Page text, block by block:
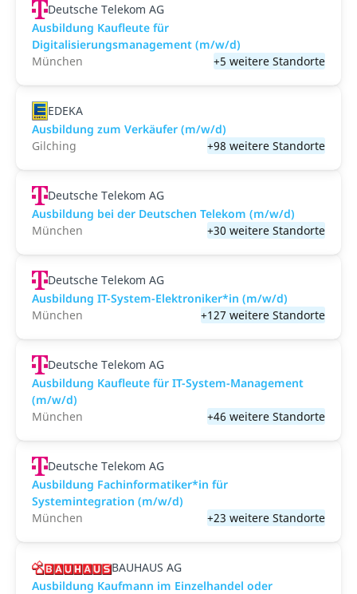
Deutsche Telekom AG
Ausbildung Kaufleute für
Digitalisierungsmanagement (m/w/d)
München
+5 weitere Standorte
EDEKA
Ausbildung zum Verkäufer (m/w/d)
Gilching
+98 weitere Standorte
Deutsche Telekom AG
Ausbildung bei der Deutschen Telekom (m/w/d)
München
+30 weitere Standorte
Deutsche Telekom AG
Ausbildung IT-System-Elektroniker*in (m/w/d)
München
+127 weitere Standorte
Deutsche Telekom AG
Ausbildung Kaufleute für IT-System-Management
(m/w/d)
München
+46 weitere Standorte
Deutsche Telekom AG
Ausbildung Fachinformatiker*in für
Systemintegration (m/w/d)
München
+23 weitere Standorte
BAUHAUS AG
Ausbildung Kaufmann im Einzelhandel oder